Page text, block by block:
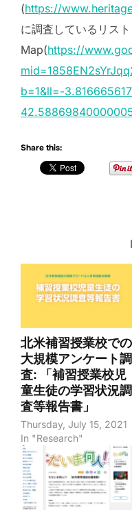
(https://
に調査しているリス
Map(https://
b=1&ll=-
Share this:
北米補習授業校での
大規模アンケート調
査: 「補習授業校児
童生徒の学習状況調
査等報告書」
Thursday, July 15, 2021
In "Research"